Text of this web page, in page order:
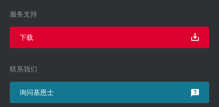
服务支持
下载
联系我们
询问基恩士